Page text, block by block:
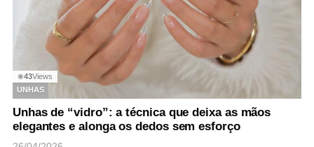
◉43Views
UNHAS
Unhas de “vidro”: a técnica que deixa as mãos
elegantes e alonga os dedos sem esforço